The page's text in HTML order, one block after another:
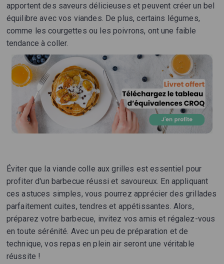
apportent des saveurs délicieuses et peuvent créer un bel
équilibre avec vos viandes. De plus, certains légumes,
comme les courgettes ou les poivrons, ont une faible
tendance à coller.
Éviter que la viande colle aux grilles est essentiel pour
profiter d'un barbecue réussi et savoureux. En appliquant
ces astuces simples, vous pourrez apprécier des grillades
parfaitement cuites, tendres et appétissantes. Alors,
préparez votre barbecue, invitez vos amis et régalez-vous
en toute sérénité. Avec un peu de préparation et de
technique, vos repas en plein air seront une véritable
réussite !